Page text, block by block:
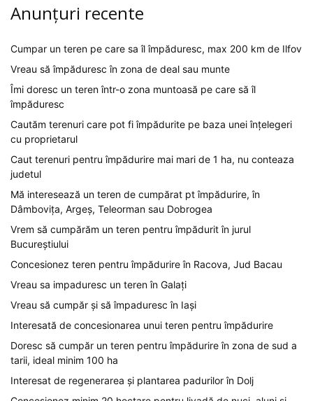
Anunțuri recente
Cumpar un teren pe care sa îl împăduresc, max 200 km de Ilfov
Vreau să împăduresc în zona de deal sau munte
Îmi doresc un teren într-o zona muntoasă pe care să îl
împăduresc
Cautăm terenuri care pot fi împădurite pe baza unei înțelegeri
cu proprietarul
Caut terenuri pentru împădurire mai mari de 1 ha, nu conteaza
judetul
Mă interesează un teren de cumpărat pt împădurire, în
Dâmbovița, Argeș, Teleorman sau Dobrogea
Vrem să cumpărăm un teren pentru împădurit în jurul
Bucureștiului
Concesionez teren pentru împădurire în Racova, Jud Bacau
Vreau sa impaduresc un teren în Galați
Vreau să cumpăr și să împaduresc în Iași
Interesată de concesionarea unui teren pentru împădurire
Doresc să cumpăr un teren pentru împădurire în zona de sud a
tarii, ideal minim 100 ha
Interesat de regenerarea și plantarea padurilor în Dolj